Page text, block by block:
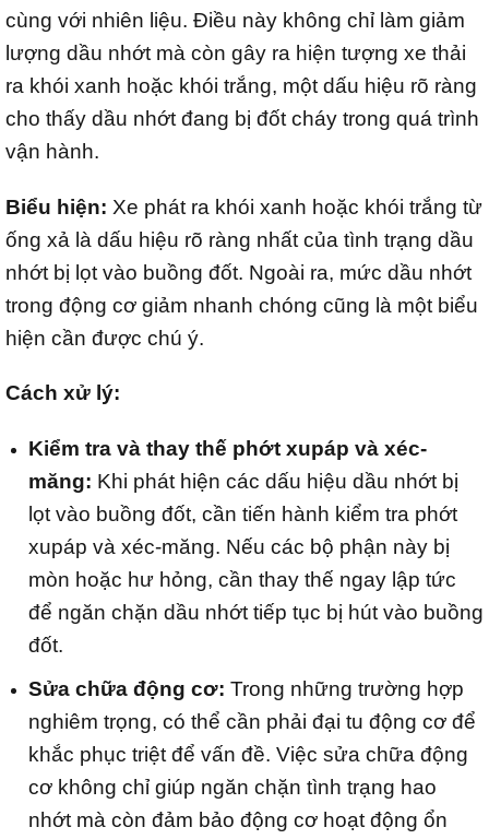
cùng với nhiên liệu. Điều này không chỉ làm giảm
lượng dầu nhớt mà còn gây ra hiện tượng xe thải
ra khói xanh hoặc khói trắng, một dấu hiệu rõ ràng
cho thấy dầu nhớt đang bị đốt cháy trong quá trình
vận hành.
Biểu hiện: Xe phát ra khói xanh hoặc khói trắng từ
ống xả là dấu hiệu rõ ràng nhất của tình trạng dầu
nhớt bị lọt vào buồng đốt. Ngoài ra, mức dầu nhớt
trong động cơ giảm nhanh chóng cũng là một biểu
hiện cần được chú ý.
Cách xử lý:
Kiểm tra và thay thế phớt xupáp và xéc-
măng: Khi phát hiện các dấu hiệu dầu nhớt bị
lọt vào buồng đốt, cần tiến hành kiểm tra phớt
xupáp và xéc-măng. Nếu các bộ phận này bị
mòn hoặc hư hỏng, cần thay thế ngay lập tức
để ngăn chặn dầu nhớt tiếp tục bị hút vào buồng
đốt.
Sửa chữa động cơ: Trong những trường hợp
nghiêm trọng, có thể cần phải đại tu động cơ để
khắc phục triệt để vấn đề. Việc sửa chữa động
cơ không chỉ giúp ngăn chặn tình trạng hao
nhớt mà còn đảm bảo động cơ hoạt động ổn